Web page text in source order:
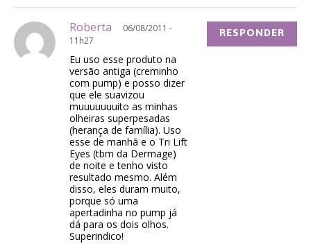
Roberta
06/08/2011 -
11h27
Eu uso esse produto na
versão antiga (creminho
com pump) e posso dizer
que ele suavizou
muuuuuuuito as minhas
olheiras superpesadas
(herança de família). Uso
esse de manhã e o Tri Lift
Eyes (tbm da Dermage)
de noite e tenho visto
resultado mesmo. Além
disso, eles duram muito,
porque só uma
apertadinha no pump já
dá para os dois olhos.
Superindico!
RESPONDER